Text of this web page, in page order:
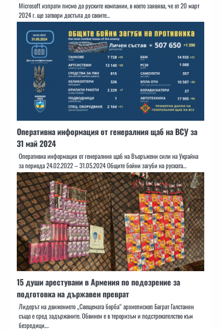
Microsoft изпрати писмо до руските компании, в което заявява, че от 20 март
2024 г. ще затвори достъпа до своите…
Оперативна информация от генералния щаб на ВСУ за
31 май 2024
Оперативна информация от генералния щаб на Въоръжени сили на Украйна
за периода 24.02.2022 – 31.05.2024 Общите бойни загуби на руската…
15 души арестувани в Армения по подозрение за
подготовка на държавен преврат
Лидерът на движението „Свещената борба“ архиепископ Баграт Галстанян
също е сред задържаните. Обвинен е в тероризъм и подстрекателство към
безредици.…